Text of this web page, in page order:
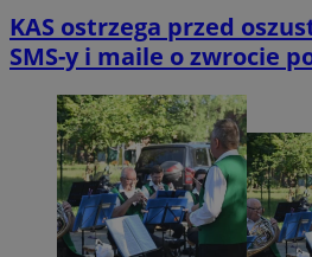
KAS ostrzega przed
SMS-y i maile o zwrocie